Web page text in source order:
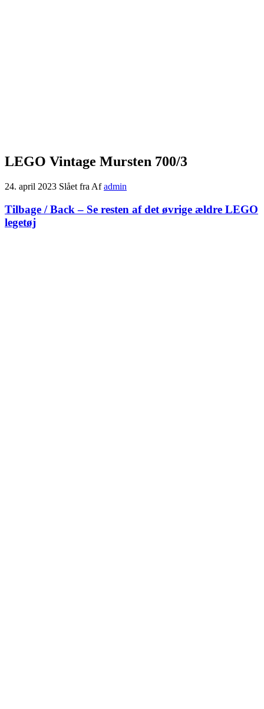
LEGO Vintage Mursten 700/3
24. april 2023 Slået fra Af admin
Tilbage / Back – Se resten af det øvrige ældre LEGO
legetøj